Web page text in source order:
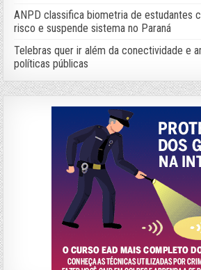
ANPD classifica biometria de estudantes
risco e suspende sistema no Paraná
Telebras quer ir além da conectividade e
políticas públicas